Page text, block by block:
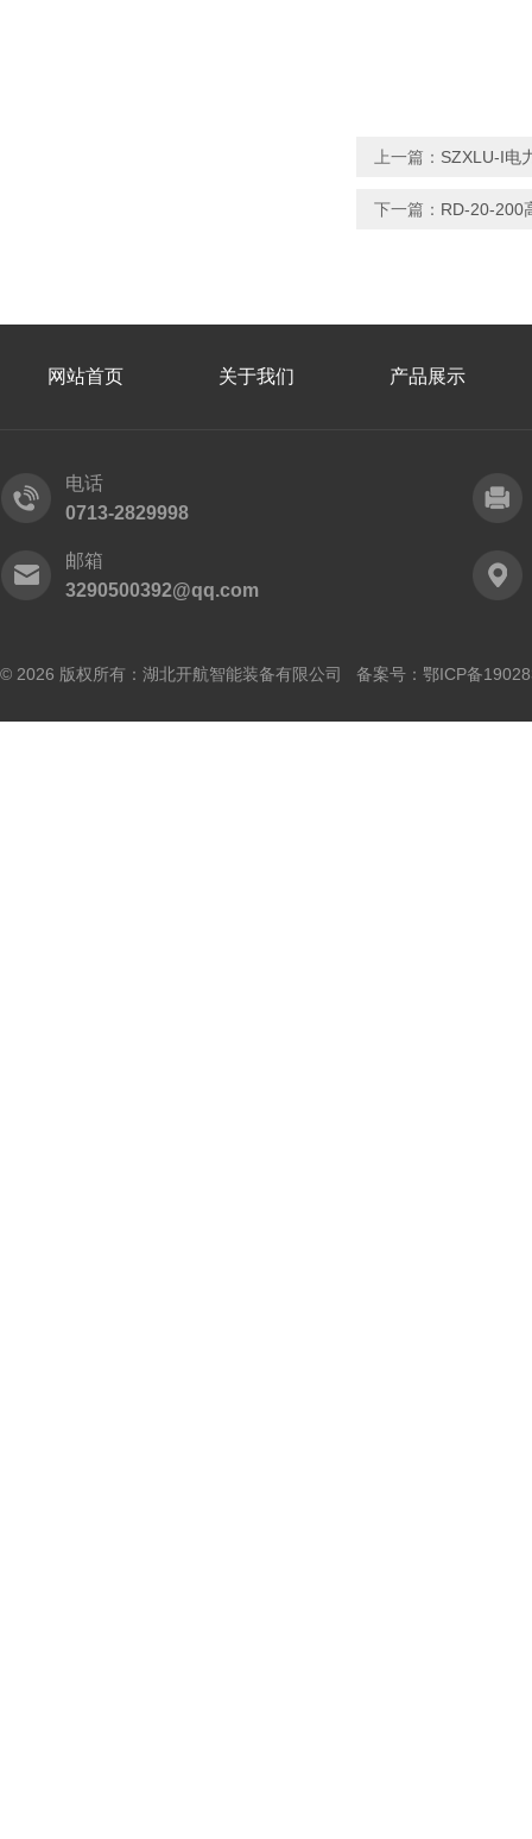
上一篇： SZXLU-I电
下一篇： RD-20-200
网站首页 关于我们 产品展示
电话
0713-2829998
邮箱
3290500392@qq.com
© 2026 版权所有：湖北开航智能装备有限公司 备案号： 鄂ICP备